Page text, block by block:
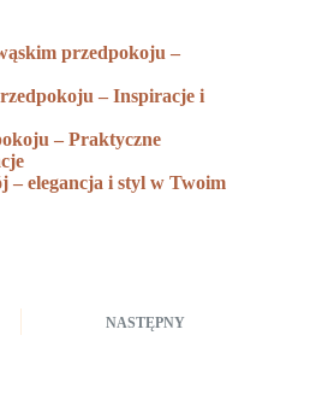
przedpokoju –
– Inspiracje i
– Praktyczne
– elegancja i styl w Twoim
NASTĘPNY